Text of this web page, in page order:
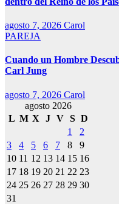
agosto 7, 2026 Carol
PAREJA
Cuando un Hombre
Carl Jung
agosto 7, 2026 Carol
agosto 2026
L M X J V S D
1
2
3
4 5 6 7 8
9
10 11 12 13 14 15 16
17 18 19 20 21 22 23
24 25 26 27 28 29 30
31